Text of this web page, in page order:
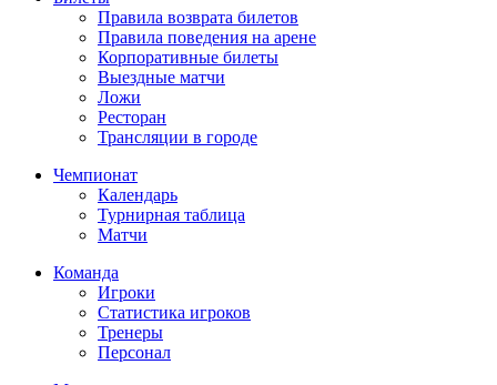
Правила возврата билетов
Правила поведения на арене
Корпоративные билеты
Выездные матчи
Ложи
Ресторан
Трансляции в городе
Чемпионат
Календарь
Турнирная таблица
Матчи
Команда
Игроки
Статистика игроков
Тренеры
Персонал